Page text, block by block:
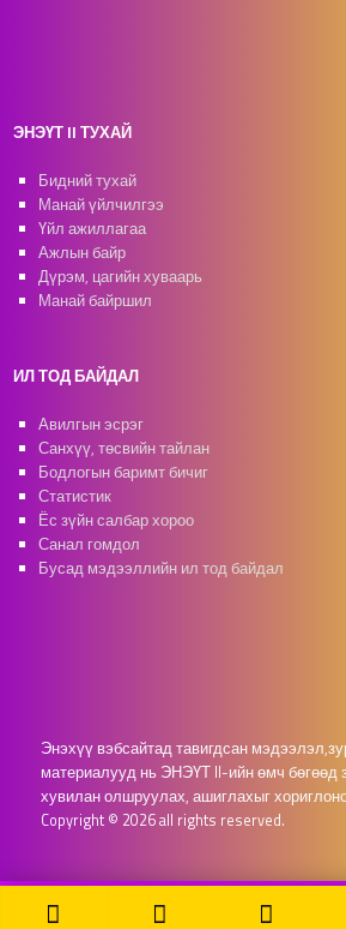
ЭНЭҮТ II ТУХАЙ
Бидний тухай
Манай үйлчилгээ
Үйл ажиллагаа
Ажлын байр
Дүрэм, цагийн хуваарь
Манай байршил
ИЛ ТОД БАЙДАЛ
Авилгын эсрэг
Санхүү, төсвийн тайлан
Бодлогын баримт бичиг
Статистик
Ёс зүйн салбар хороо
Санал гомдол
Бусад мэдээллийн ил тод байдал
Энэхүү вэбсайтад тавигдсан
материалууд нь ЭНЭҮТ II-ийн өмч бөгөөд
хувилан олшруулах, ашиглахыг
Copyright © 2026 all rights reserved.